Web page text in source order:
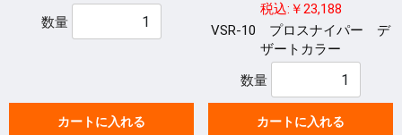
数量
カートに入れる
税込:￥23,188
VSR-10 プロスナイパー デ
ザートカラー
数量
カートに入れる